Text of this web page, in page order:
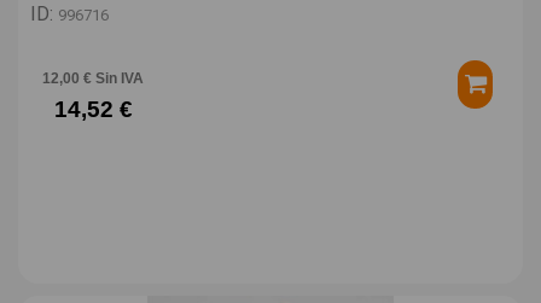
ID: 996716
12,00 € Sin IVA
14,52 €